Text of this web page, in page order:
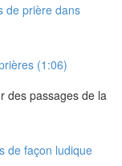
de prière dans
(1:06)
des passages de la
de façon ludique